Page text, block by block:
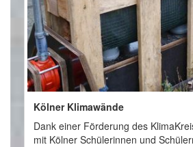
Kölner Klimawände
Dank einer Förderung des
mit Kölner Schülerinnen und